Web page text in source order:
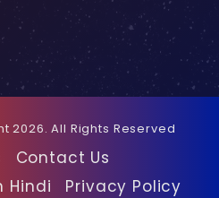
2026. All Rights Reserved
Contact Us
Hindi
Privacy Policy